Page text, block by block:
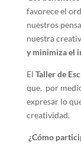
favorece el
nuestros
nuestra
y minimiza el
El Taller de
que, por
expresar lo
creatividad.
¿Cómo